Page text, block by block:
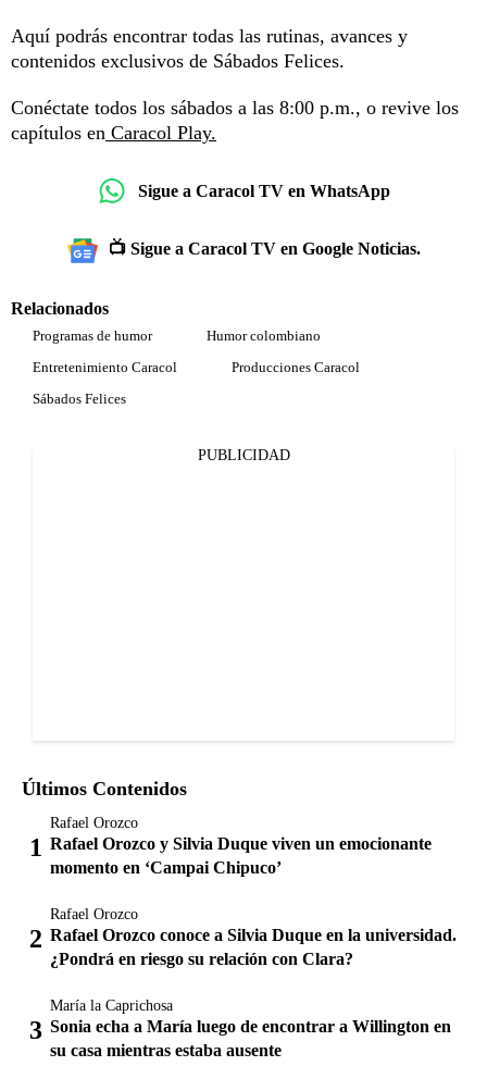
Aquí podrás encontrar todas las rutinas, avances y
contenidos exclusivos de Sábados Felices.
Conéctate todos los sábados a las 8:00 p.m., o revive los
capítulos en Caracol Play.
Sigue a Caracol TV en WhatsApp
📺 Sigue a Caracol TV en Google Noticias.
Relacionados
Programas de humor
Humor colombiano
Entretenimiento Caracol
Producciones Caracol
Sábados Felices
PUBLICIDAD
Últimos Contenidos
Rafael Orozco
Rafael Orozco y Silvia Duque viven un emocionante
momento en ‘Campai Chipuco’
Rafael Orozco
Rafael Orozco conoce a Silvia Duque en la universidad.
¿Pondrá en riesgo su relación con Clara?
María la Caprichosa
Sonia echa a María luego de encontrar a Willington en
su casa mientras estaba ausente